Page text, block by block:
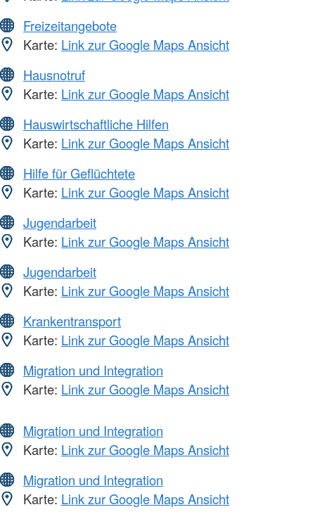
Freizeitangebote
Karte: Link zur Google Maps Ansicht
Hausnotruf
Karte: Link zur Google Maps Ansicht
Hauswirtschaftliche Hilfen
Karte: Link zur Google Maps Ansicht
Hilfe für Geflüchtete
Karte: Link zur Google Maps Ansicht
Jugendarbeit
Karte: Link zur Google Maps Ansicht
Jugendarbeit
Karte: Link zur Google Maps Ansicht
Krankentransport
Karte: Link zur Google Maps Ansicht
Migration und Integration
Karte: Link zur Google Maps Ansicht
Migration und Integration
Karte: Link zur Google Maps Ansicht
Migration und Integration
Karte: Link zur Google Maps Ansicht